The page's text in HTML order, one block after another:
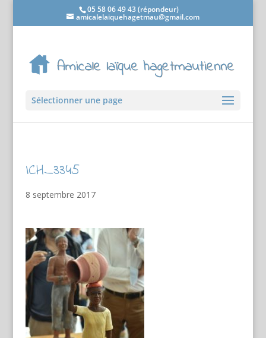
05 58 06 49 43 (répondeur)
amicalelaiquehagetmau@gmail.com
Sélectionner une page
ICH_3345
8 septembre 2017